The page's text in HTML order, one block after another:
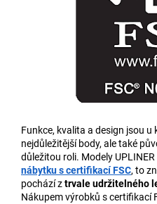
Funkce, kvalita a design jsou
nejdůležitější body, ale také
důležitou roli. Modely
nábytku s certifikací FSC, to
pochází ztrvale udržitelného
Nákupem výrobků s certifikací